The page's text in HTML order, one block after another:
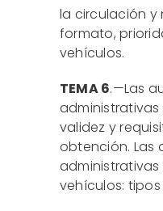
la circulación y
formato,
vehículos.
TEMA 6.—Las
validez y
obtención. Las
administrativas
vehículos: